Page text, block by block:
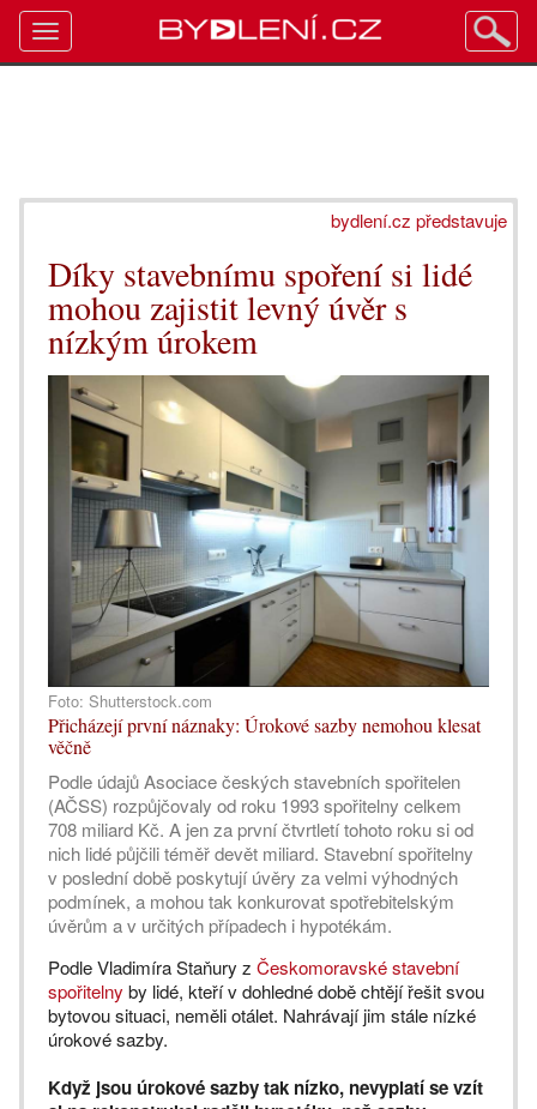
bydlení.cz představuje
Díky stavebnímu spoření si lidé
mohou zajistit levný úvěr s
nízkým úrokem
Foto: Shutterstock.com
Přicházejí první náznaky: Úrokové sazby nemohou klesat
věčně
Podle údajů Asociace českých stavebních spořitelen
(AČSS) rozpůjčovaly od roku 1993 spořitelny celkem
708 miliard Kč. A jen za první čtvrtletí tohoto roku si od
nich lidé půjčili téměř devět miliard. Stavební spořitelny
v poslední době poskytují úvěry za velmi výhodných
podmínek, a mohou tak konkurovat spotřebitelským
úvěrům a v určitých případech i hypotékám.
Podle Vladimíra Staňury z Českomoravské stavební
spořitelny by lidé, kteří v dohledné době chtějí řešit svou
bytovou situaci, neměli otálet. Nahrávají jim stále nízké
úrokové sazby.
Když jsou úrokové sazby tak nízko, nevyplatí se vzít
Toggle
navigation